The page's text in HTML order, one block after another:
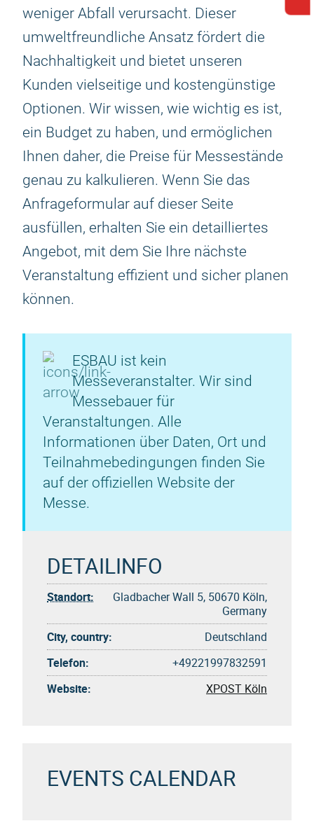
weniger Abfall verursacht. Dieser
umweltfreundliche Ansatz fördert die
Nachhaltigkeit und bietet unseren
Kunden vielseitige und kostengünstige
Optionen. Wir wissen, wie wichtig es ist,
ein Budget zu haben, und ermöglichen
Ihnen daher, die Preise für Messestände
genau zu kalkulieren. Wenn Sie das
Anfrageformular auf dieser Seite
ausfüllen, erhalten Sie ein detailliertes
Angebot, mit dem Sie Ihre nächste
Veranstaltung effizient und sicher planen
können.
ESBAU ist kein
Messeveranstalter. Wir sind
Messebauer für
Veranstaltungen. Alle
Informationen über Daten, Ort und
Teilnahmebedingungen finden Sie
auf der offiziellen Website der
Messe.
DETAILINFO
Standort:
Gladbacher Wall 5, 50670 Köln,
Germany
City, country:
Deutschland
Telefon:
+49221997832591
Website:
XPOST Köln
EVENTS CALENDAR